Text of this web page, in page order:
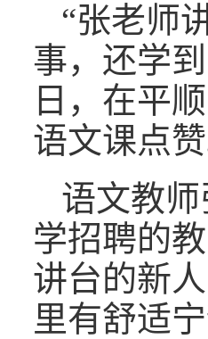
“张老师
事，还学
日，在平
语文课点赞
语文教
学招聘的
讲台的新
里有舒适